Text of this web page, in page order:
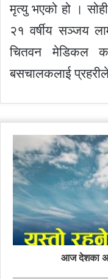
मृत्यु भएको हो ।
२१ वर्षीय सञ्जय
चितवन मेडिकल
बसचालकलाई
आज देशका